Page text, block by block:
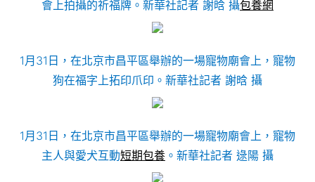
會上拍攝的祈福牌。新華社記者 謝晗 攝包養網
1月31日，在北京市昌平區舉辦的一場寵物廟會上，寵物
狗在福字上拓印爪印。新華社記者 謝晗 攝
1月31日，在北京市昌平區舉辦的一場寵物廟會上，寵物
主人與愛犬互動短期包養。新華社記者 逯陽 攝